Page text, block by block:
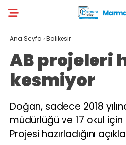
Ana Sayfa ›Balıkesir
AB projeleri
kesmiyor
Doğan, sadece 2018
müdürlüğü ve 17 okul
Projesi hazırladığını